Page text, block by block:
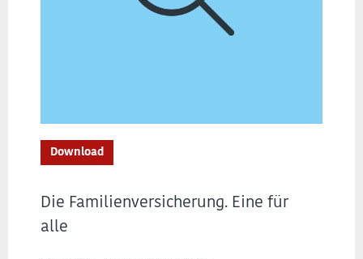
Download
Die Familienversicherung. Eine für
alle